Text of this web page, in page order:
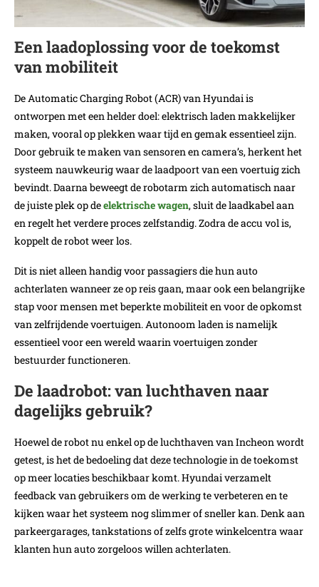
Een laadoplossing voor de toekomst
van mobiliteit
De Automatic Charging Robot (ACR) van Hyundai is
ontworpen met een helder doel: elektrisch laden makkelijker
maken, vooral op plekken waar tijd en gemak essentieel zijn.
Door gebruik te maken van sensoren en camera’s, herkent het
systeem nauwkeurig waar de laadpoort van een voertuig zich
bevindt. Daarna beweegt de robotarm zich automatisch naar
de juiste plek op deelektrische wagen, sluit de laadkabel aan
en regelt het verdere proces zelfstandig. Zodra de accu vol is,
koppelt de robot weer los.
Dit is niet alleen handig voor passagiers die hun auto
achterlaten wanneer ze op reis gaan, maar ook een belangrijke
stap voor mensen met beperkte mobiliteit en voor de opkomst
van zelfrijdende voertuigen. Autonoom laden is namelijk
essentieel voor een wereld waarin voertuigen zonder
bestuurder functioneren.
De laadrobot: van luchthaven naar
dagelijks gebruik?
Hoewel de robot nu enkel op de luchthaven van Incheon wordt
getest, is het de bedoeling dat deze technologie in de toekomst
op meer locaties beschikbaar komt. Hyundai verzamelt
feedback van gebruikers om de werking te verbeteren en te
kijken waar het systeem nog slimmer of sneller kan. Denk aan
parkeergarages, tankstations of zelfs grote winkelcentra waar
klanten hun auto zorgeloos willen achterlaten.